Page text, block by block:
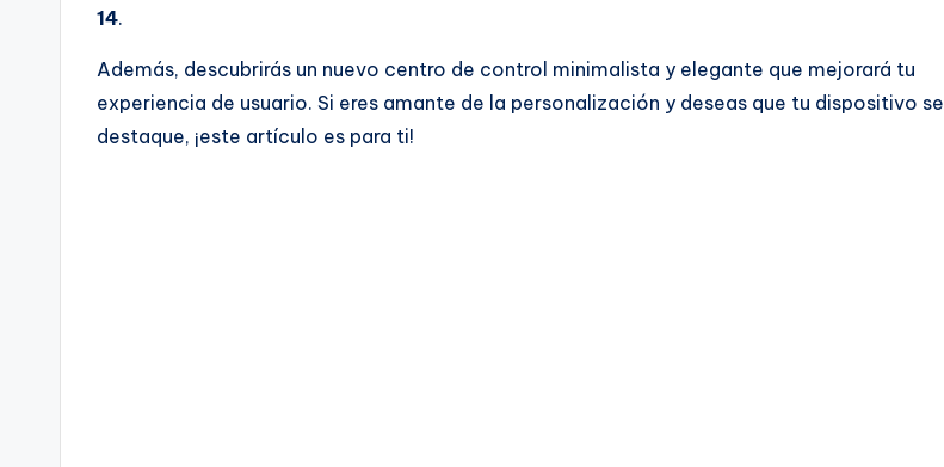
14.
Además, descubrirás un nuevo centro de control minimalista y elegante que mejorará tu
experiencia de usuario. Si eres amante de la personalización y deseas que tu dispositivo se
destaque, ¡este artículo es para ti!